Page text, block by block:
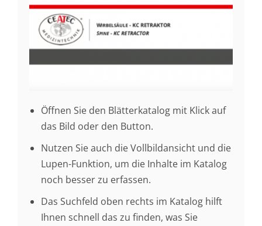
Öffnen Sie den Blätterkatalog mit Klick auf
das Bild oder den Button.
Nutzen Sie auch die Vollbildansicht und die
Lupen-Funktion, um die Inhalte im Katalog
noch besser zu erfassen.
Das Suchfeld oben rechts im Katalog hilft
Ihnen schnell das zu finden, was Sie